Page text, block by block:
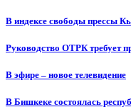
В индексе свободы прессы
Руководство ОТРК требует
В эфире – новое телевидение
В Бишкеке состоялась